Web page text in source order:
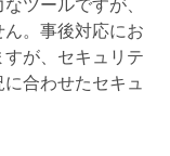
。事後対応にお
が、セキュリテ
合わせたセキュ